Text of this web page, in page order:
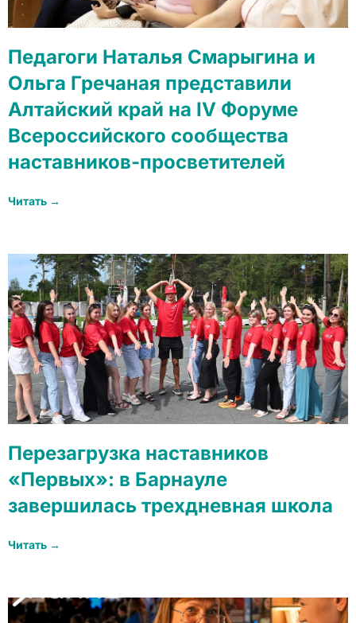
Педагоги Наталья Смарыгина и
Ольга Гречаная представили
Алтайский край на IV Форуме
Всероссийского сообщества
наставников-просветителей
Читать →
Перезагрузка наставников
«Первых»: в Барнауле
завершилась трехдневная школа
Читать →